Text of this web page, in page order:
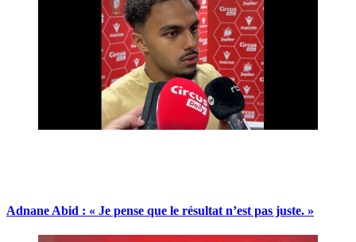
Adnane Abid : « Je pense que le résultat n’est pas juste. »